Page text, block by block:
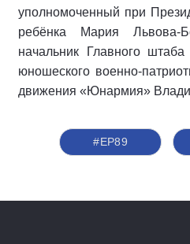
уполномоченный при
ребёнка Мария Львова-
начальник Главного штаба
юношеского военно-
движения «Юнармия»
#ЕР89